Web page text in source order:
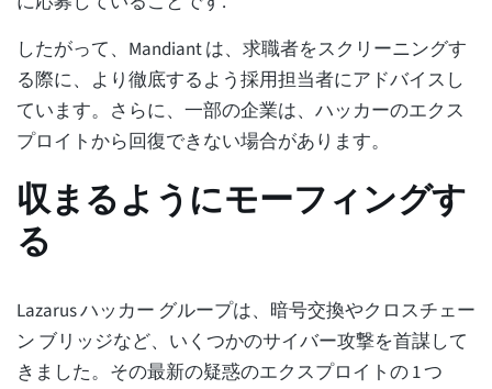
したがって、Mandiant は、求職者をスクリーニングす
る際に、より徹底するよう採用担当者にアドバイスし
ています。さらに、一部の企業は、ハッカーのエクス
プロイトから回復できない場合があります。
収まるようにモーフィングす
る
Lazarus ハッカー グループは、暗号交換やクロスチェー
ン ブリッジなど、いくつかのサイバー攻撃を首謀して
きました。その最新の疑惑のエクスプロイトの 1 つ